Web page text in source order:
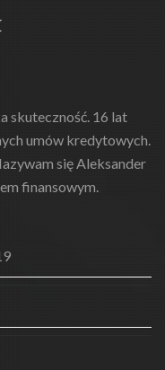
skuteczność. 16 lat
umów kredytowych.
się Aleksander
finansowym.